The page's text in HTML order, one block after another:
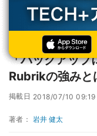
TECH+ 企業IT
クラ
「バックアップにイノベ
「バックアップ
Rubrikの強みと
掲載日 2018/07/10 09:19
著者： 岩井 健太